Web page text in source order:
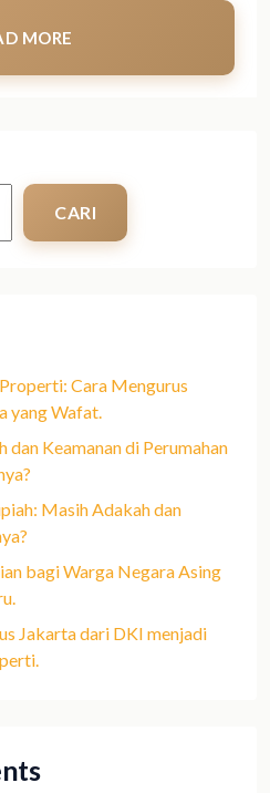
MORE
CARI
Cara Mengurus
yang Wafat.
dan Keamanan di Perumahan
Masih Adakah dan
bagi Warga Negara Asing
Jakarta dari DKI menjadi